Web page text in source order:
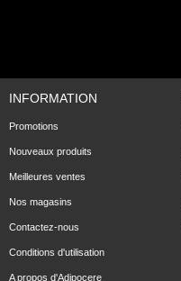
INFORMATION
Promotions
Nouveaux produits
Meilleures ventes
Nos magasins
Contactez-nous
Conditions d'utilisation
A propos d'Adipocere